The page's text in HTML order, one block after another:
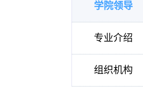
学院领导
专业介绍
组织机构